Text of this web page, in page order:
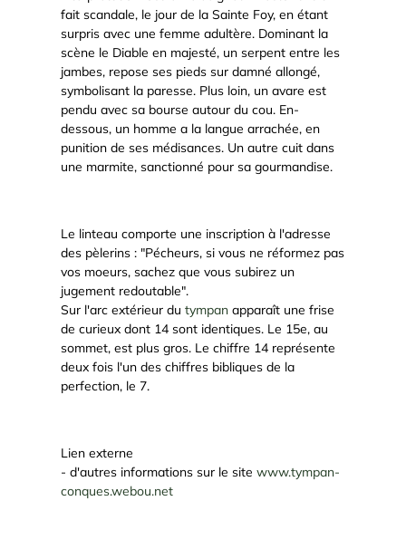
fait scandale, le jour de la Sainte Foy, en étant
surpris avec une femme adultère. Dominant la
scène le Diable en majesté, un serpent entre les
jambes, repose ses pieds sur damné allongé,
symbolisant la paresse. Plus loin, un avare est
pendu avec sa bourse autour du cou. En-
dessous, un homme a la langue arrachée, en
punition de ses médisances. Un autre cuit dans
une marmite, sanctionné pour sa gourmandise.
Le linteau comporte une inscription à l'adresse
des pèlerins : "Pécheurs, si vous ne réformez pas
vos moeurs, sachez que vous subirez un
jugement redoutable".
Sur l'arc extérieur du tympanapparaît une frise
de curieux dont 14 sont identiques. Le 15e, au
sommet, est plus gros. Le chiffre 14 représente
deux fois l'un des chiffres bibliques de la
perfection, le 7.
Lien externe
- d'autres informations sur le site www.tympan-
conques.webou.net